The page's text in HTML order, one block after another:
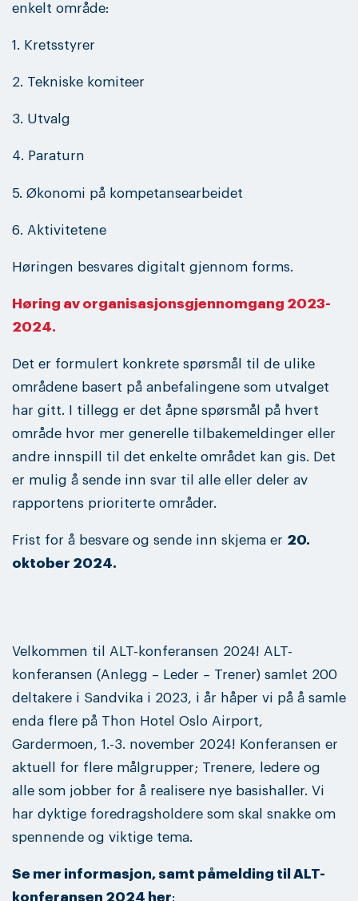
enkelt område:
1. Kretsstyrer
2. Tekniske komiteer
3. Utvalg
4. Paraturn
5. Økonomi på kompetansearbeidet
6. Aktivitetene
Høringen besvares digitalt gjennom forms.
Høring av organisasjonsgjennomgang 2023-
2024.
Det er formulert konkrete spørsmål til de ulike
områdene basert på anbefalingene som utvalget
har gitt. I tillegg er det åpne spørsmål på hvert
område hvor mer generelle tilbakemeldinger eller
andre innspill til det enkelte området kan gis. Det
er mulig å sende inn svar til alle eller deler av
rapportens prioriterte områder.
Frist for å besvare og sende inn skjema er 20.
oktober 2024.
Velkommen til ALT-konferansen 2024! ALT-
konferansen (Anlegg – Leder – Trener) samlet 200
deltakere i Sandvika i 2023, i år håper vi på å samle
enda flere på Thon Hotel Oslo Airport,
Gardermoen, 1.-3. november 2024! Konferansen er
aktuell for flere målgrupper; Trenere, ledere og
alle som jobber for å realisere nye basishaller. Vi
har dyktige foredragsholdere som skal snakke om
spennende og viktige tema.
Se mer informasjon, samt påmelding til ALT-
konferansen 2024 her: